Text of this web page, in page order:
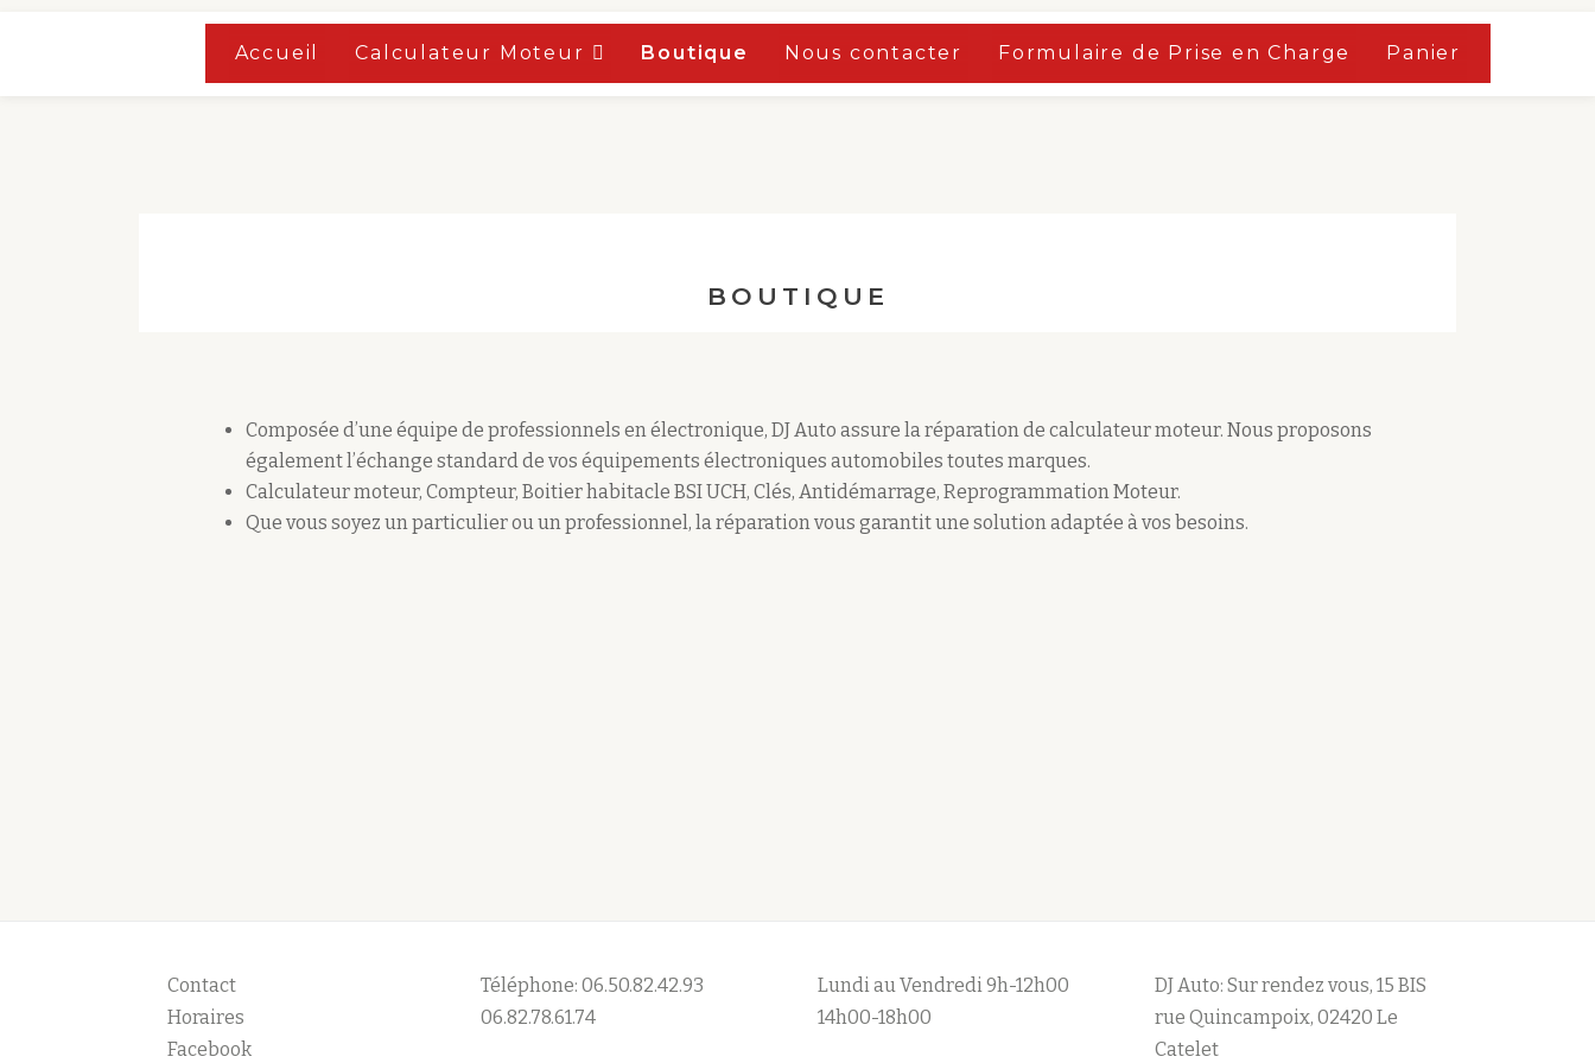
Accueil Calculateur Moteur Boutique Nous contacter Formulaire de Prise en Charge Panier
BOUTIQUE
Composée d’une équipe de professionnels en électronique, DJ Auto assure la réparation de calculateur moteur. Nous proposons
également l’échange standard de vos équipements électroniques automobiles toutes marques.
Calculateur moteur, Compteur, Boitier habitacle BSI UCH, Clés, Antidémarrage, Reprogrammation Moteur.
Que vous soyez un particulier ou un professionnel, la réparation vous garantit une solution adaptée à vos besoins.
Contact
Horaires
Facebook
Téléphone: 06.50.82.42.93
06.82.78.61.74
Lundi au Vendredi 9h-12h00
14h00-18h00
DJ Auto: Sur rendez vous, 15 BIS
rue Quincampoix, 02420 Le
Catelet